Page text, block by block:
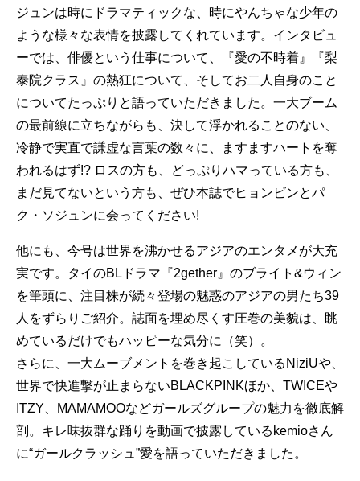
ジュンは時にドラマティックな、時にやんちゃな少年の
ような様々な表情を披露してくれています。インタビュ
ーでは、俳優という仕事について、『愛の不時着』『梨
泰院クラス』の熱狂について、そしてお二人自身のこと
についてたっぷりと語っていただきました。一大ブーム
の最前線に立ちながらも、決して浮かれることのない、
冷静で実直で謙虚な言葉の数々に、ますますハートを奪
われるはず!? ロスの方も、どっぷりハマっている方も、
まだ見てないという方も、ぜひ本誌でヒョンビンとパ
ク・ソジュンに会ってください!
他にも、今号は世界を沸かせるアジアのエンタメが大充
実です。タイのBLドラマ『2gether』のブライト&ウィン
を筆頭に、注目株が続々登場の魅惑のアジアの男たち39
人をずらりご紹介。誌面を埋め尽くす圧巻の美貌は、眺
めているだけでもハッピーな気分に（笑）。
さらに、一大ムーブメントを巻き起こしているNiziUや、
世界で快進撃が止まらないBLACKPINKほか、TWICEや
ITZY、MAMAMOOなどガールズグループの魅力を徹底解
剖。キレ味抜群な踊りを動画で披露しているkemioさん
に“ガールクラッシュ”愛を語っていただきました。